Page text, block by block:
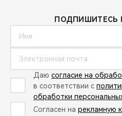
ПОДПИШИТЕСЬ
Даю согласие на
в соответствии с
обработки
Согласен на рекламную